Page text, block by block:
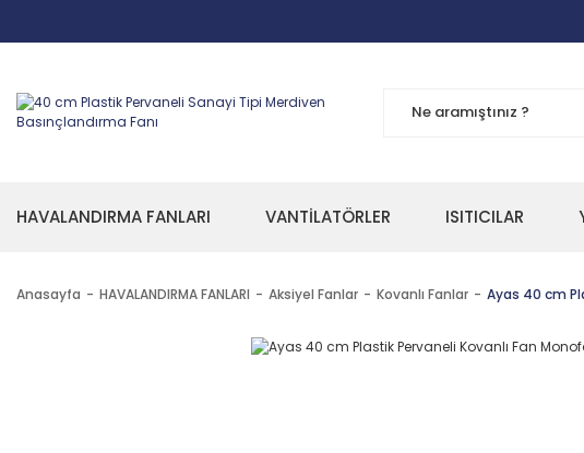
HAVALANDIRMA FANLARI VANTİLATÖRLER ISITICILAR
Anasayfa HAVALANDIRMA FANLARI Aksiyel Fanlar Kovanlı Fanlar Ayas 40 cm